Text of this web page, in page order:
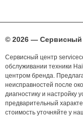
© 2026 — Сервисный
Сервисный центр
обслуживании техники
центром бренда.
неисправностей после
диагностику и настройку
предварительный
стоимость уточняйте у